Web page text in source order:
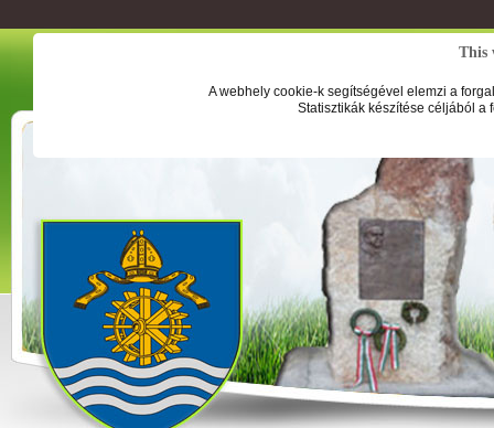
This
A webhely cookie-k segítségével elemzi a
Statisztikák készítése céljából a